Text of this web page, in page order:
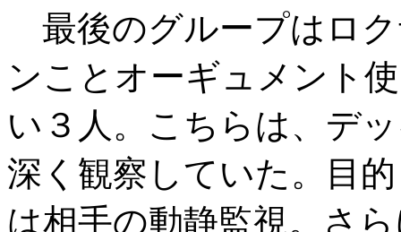
最後のグループはロ
ンことオーギュメント使
い３人。こちらは、デ
深く観察していた。目的
は相手の動静監視。さ